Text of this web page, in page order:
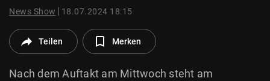
© Krone Multimedia GmbH & Co KG 2026
News Show 18.07.2024 18:15
Teilen Merken
Nach dem Auftakt am Mittwoch steht am